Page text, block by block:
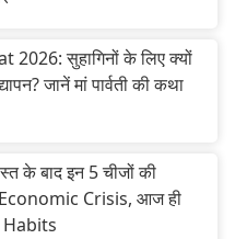
2026: सुहागिनों के लिए क्यों
जानें मां पार्वती की कथा
के बाद इन 5 चीजों की
Economic Crisis, आज ही
Habits